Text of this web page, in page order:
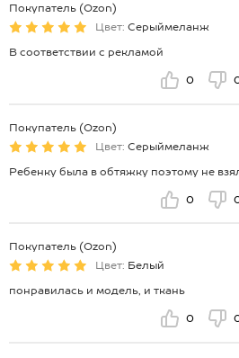
Покупатель (Ozon)
Цвет: Серыймеланж
В соответствии с рекламой
0
Покупатель (Ozon)
Цвет: Серыймеланж
Ребенку была в обтяжку поэтому не
0
Покупатель (Ozon)
Цвет: Белый
понравилась и модель, и ткань
0